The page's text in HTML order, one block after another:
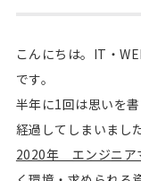
こんにちは。IT・
です。
半年に1回は思いを
経過してしまいました
2020年 エンジニア